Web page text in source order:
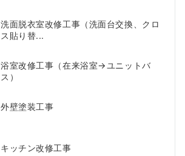
洗面脱衣室改修工事（洗面台交換、クロ
ス貼り替...
浴室改修工事（在来浴室→ユニットバ
ス）
外壁塗装工事
キッチン改修工事